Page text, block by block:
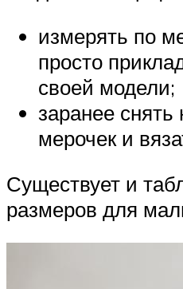
измерять по
просто
своей модели;
заранее снять
мерочек и
Существует и
размеров для